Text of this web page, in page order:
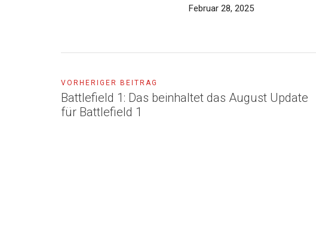
Februar 28, 2025
VORHERIGER BEITRAG
Battlefield 1: Das beinhaltet das August Update
für Battlefield 1